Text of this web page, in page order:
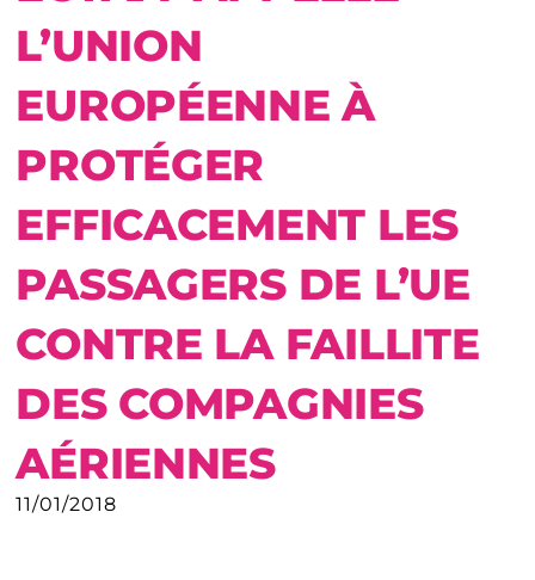
L’UNION
EUROPÉENNE À
PROTÉGER
EFFICACEMENT LES
PASSAGERS DE L’UE
CONTRE LA FAILLITE
DES COMPAGNIES
AÉRIENNES
11/01/2018